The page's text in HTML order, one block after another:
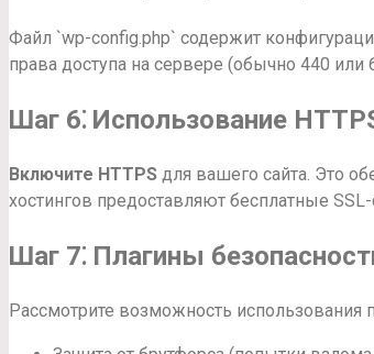
Файл `wp-config.php` содержит
права доступа на сервере (обычно 440
Шаг 6⁚ Использование
Включите HTTPS для вашего сайта. Это
хостингов предоставляют бесплатные
Шаг 7⁚ Плагины
Рассмотрите возможность использования